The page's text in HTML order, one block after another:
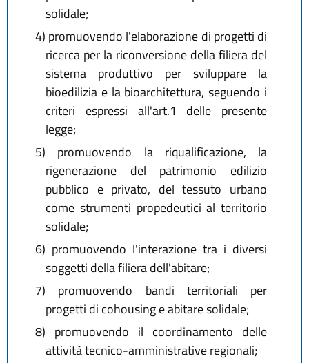
solidale;
4) promuovendo l'elaborazione di progetti di
ricerca per la riconversione della filiera del
sistema produttivo per sviluppare la
bioedilizia e la bioarchitettura, seguendo i
criteri espressi all'art.1 delle presente
legge;
5) promuovendo la riqualificazione, la
rigenerazione del patrimonio edilizio
pubblico e privato, del tessuto urbano
come strumenti propedeutici al territorio
solidale;
6) promuovendo l'interazione tra i diversi
soggetti della filiera dell'abitare;
7) promuovendo bandi territoriali per
progetti di cohousing e abitare solidale;
8) promuovendo il coordinamento delle
attività tecnico-amministrative regionali;